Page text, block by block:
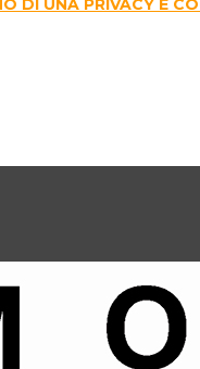
DI UNA PRIVACY E